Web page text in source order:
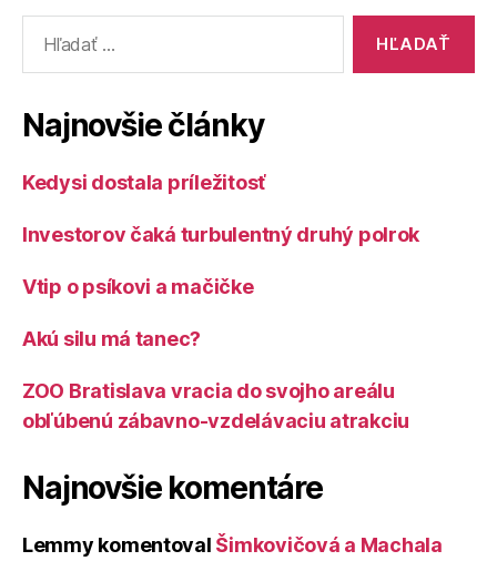
Najnovšie články
Kedysi dostala príležitosť
Investorov čaká turbulentný druhý polrok
Vtip o psíkovi a mačičke
Akú silu má tanec?
ZOO Bratislava vracia do svojho areálu
obľúbenú zábavno-vzdelávaciu atrakciu
Najnovšie komentáre
Lemmy komentoval Šimkovičová a Machala